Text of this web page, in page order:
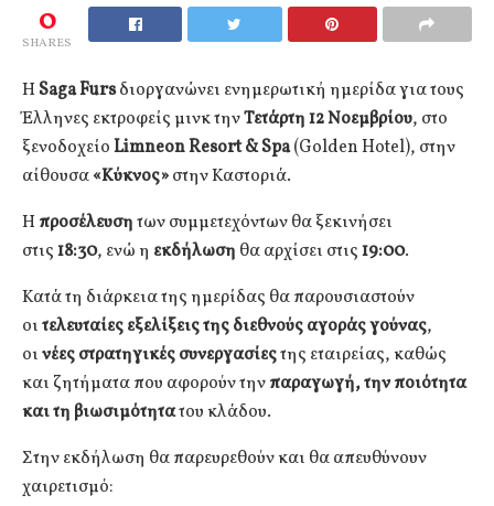
0
SHARES
ΗSagaFursδιοργανώνει ενημερωτική ημερίδα για τους
Έλληνες εκτροφείς μινκ τηνΤετάρτη 12 Νοεμβρίου, στο
ξενοδοχείοLimneonResort&Spa(Golden Hotel), στην
αίθουσα«Κύκνος»στην Καστοριά.
Ηπροσέλευσητων συμμετεχόντων θα ξεκινήσει
στις18:30, ενώ η εκδήλωση θα αρχίσει στις19:00.
Κατά τη διάρκεια της ημερίδας θα παρουσιαστούν
οιτελευταίες εξελίξεις της διεθνούς αγοράς γούνας,
οινέες στρατηγικές συνεργασίεςτης εταιρείας, καθώς
και ζητήματα που αφορούν τηνπαραγωγή, την ποιότητα
και τη βιωσιμότητατου κλάδου.
Στην εκδήλωση θα παρευρεθούν και θα απευθύνουν
χαιρετισμό: